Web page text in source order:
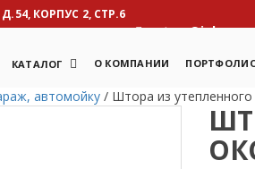
КОРПУС 2, СТР.6
otcm@inbox.ru
КАТАЛОГ О КОМПАНИИ
автомойку / Штора из